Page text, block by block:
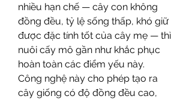
nhiều hạn chế — cây con không
đồng đều, tỷ lệ sống thấp, khó giữ
được đặc tính tốt của cây mẹ — thì
nuôi cấy mô gần như khắc phục
hoàn toàn các điểm yếu này.
Công nghệ này cho phép tạo ra
cây giống có độ đồng đều cao,